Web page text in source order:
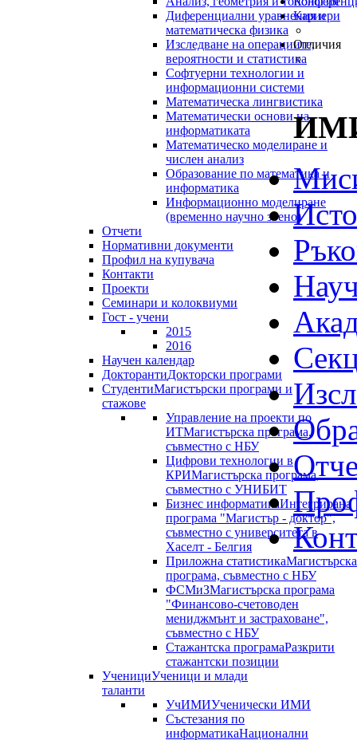
Диференциални уравнения и
математическа физика
Изследване на операциите,
вероятности и статистика
Софтуерни технологии и
информационни системи
Математическа лингвистика
Математически основи на
информатиката
Математическо моделиране и
числен анализ
Образование по математика и
информатика
Информационно моделиране
(временно научно звено)
Отчети
Нормативни документи
Профил на купувача
Контакти
Проекти
Семинари и колоквиуми
Гост - учени
2015
2016
Научен календар
ДокторантиДокторски програми
СтудентиМагистърски програми и
стажове
Управление на проекти по
ИТМагистърска програма,
съвместно с НБУ
Цифрови технологии в
КРИМагистърска програма,
съвместно с УНИБИТ
Бизнес информатикаИнтегрирана
програма "Магистър - доктор",
съвместно с университета в
Хаселт - Белгия
Приложна статистикаМагистърска
програма, съвместно с НБУ
ФСМиЗМагистърска програма
"Финансово-счетоводен
мениджмънт и застраховане",
съвместно с НБУ
Стажантска програмаРазкрити
стажантски позиции
УченициУченици и млади
таланти
УчИМИУченически ИМИ
Състезания по
информатикаНационални
Кариери
Отличия